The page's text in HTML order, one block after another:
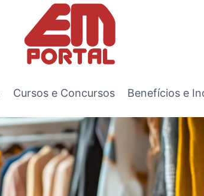
Cursos e Concursos Benefícios e